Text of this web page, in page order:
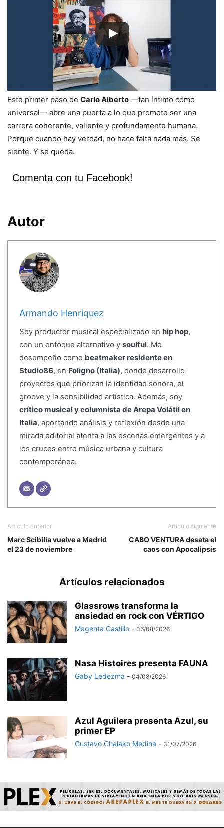
Este primer paso de CarloAlberto —tan íntimo como
universal— abre una puerta a lo que promete ser una
carrera coherente, valiente y profundamente humana.
Porque cuando hay verdad, no hace falta nada más. Se
siente. Y se queda.
Comenta con tu Facebook!
Autor
Armando Henriquez
Soy productor musical especializado en hip hop,
con un enfoque alternativo y soulful. Me
desempeño como beatmaker residente en
Studio86, en Foligno (Italia), donde desarrollo
proyectos que priorizan la identidad sonora, el
groove y la sensibilidad artística. Además, soy
crítico musical y columnista de Arepa Volátil en
Italia, aportando análisis y reflexión desde una
mirada editorial atenta a las escenas emergentes y a
los cruces entre música urbana y cultura
contemporánea.
Artículo anterior
Marc Scibilia vuelve a Madrid
el 23 de noviembre
Artículo siguiente
CABO VENTURA desata el
caos con Apocalipsis
Artículos relacionados
Glassrows transforma la
ansiedad en rock con VÉRTIGO
Magenta Castillo - 06/08/2026
Nasa Histoires presenta FAUNA
Gaby Ledezma - 04/08/2026
Azul Aguilera presenta Azul, su
primer EP
Gustavo Chalako Medina - 31/07/2026